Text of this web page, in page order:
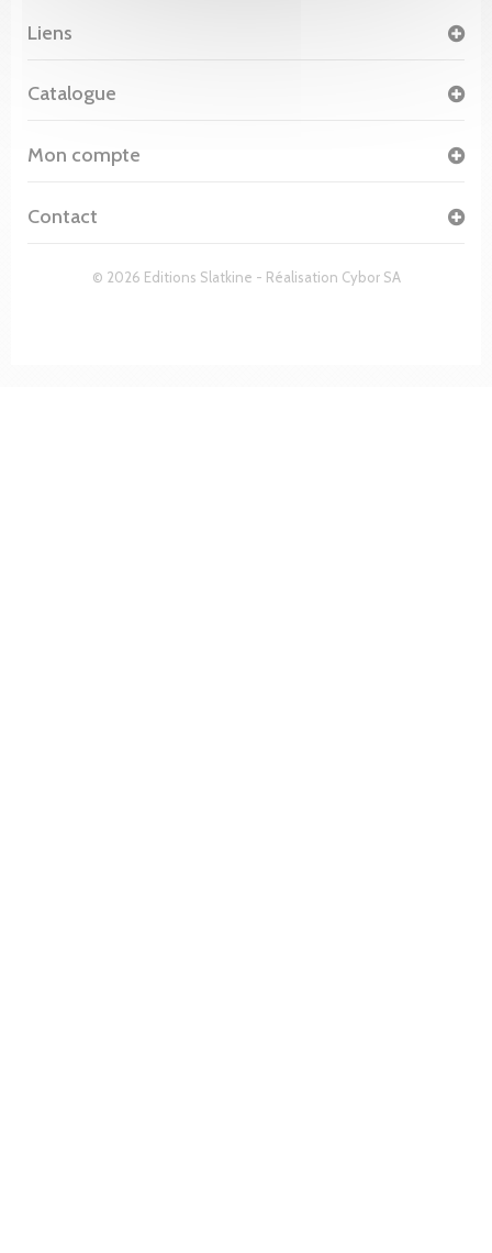
© 2026 Editions Slatkine - Réalisation Cybor SA
Liens
Catalogue
Mon compte
Contact